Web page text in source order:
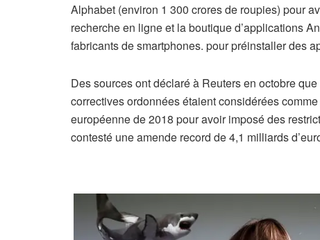
Alphabet (environ 1 300 crores de roupies) pour
recherche en ligne et la boutique d’applications
fabricants de smartphones. pour préinstaller des
Des sources ont déclaré à Reuters en octobre
correctives ordonnées étaient considérées
européenne de 2018 pour avoir imposé des
contesté une amende record de 4,1 milliards